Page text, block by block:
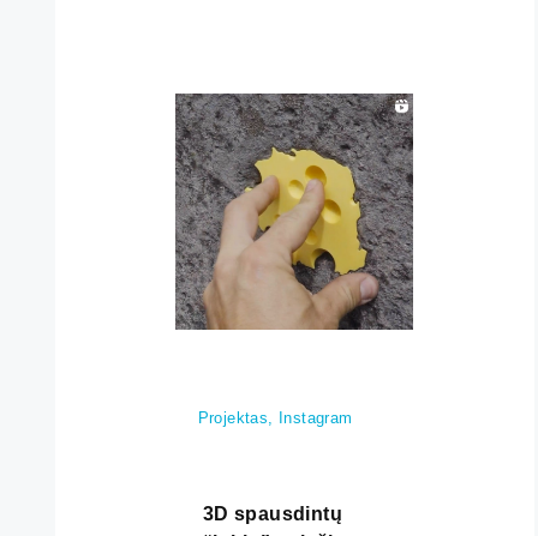
Projektas, Instagram
3D spausdintų